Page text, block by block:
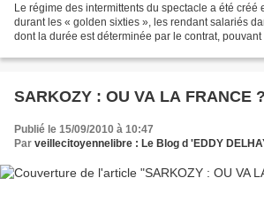
Le régime des intermittents du spectacle a été créé
durant les « golden sixties », les rendant salariés
dont la durée est déterminée par le contrat, pouvant
SARKOZY : OU VA LA FRANCE ?
Publié le 15/09/2010 à 10:47
Par veillecitoyennelibre : Le Blog d 'EDDY